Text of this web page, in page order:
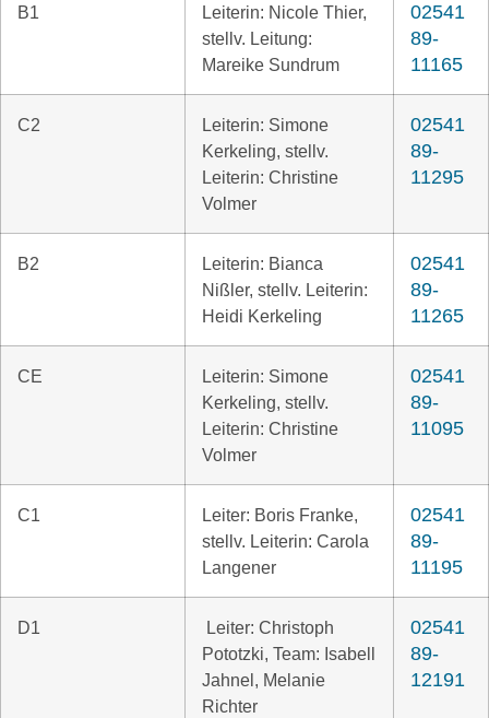
B1
Leiterin: Nicole Thier,
stellv. Leitung:
Mareike Sundrum
02541
89-
11165
C2
Leiterin: Simone
Kerkeling, stellv.
Leiterin: Christine
Volmer
02541
89-
11295
B2
Leiterin: Bianca
Nißler, stellv. Leiterin:
Heidi Kerkeling
02541
89-
11265
CE
Leiterin: Simone
Kerkeling, stellv.
Leiterin: Christine
Volmer
02541
89-
11095
C1
Leiter: Boris Franke,
stellv. Leiterin: Carola
Langener
02541
89-
11195
D1
Leiter: Christoph
Pototzki, Team: Isabell
Jahnel, Melanie
Richter
02541
89-
12191